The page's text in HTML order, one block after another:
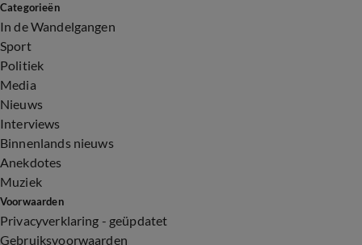
Categorieën
In de Wandelgangen
Sport
Politiek
Media
Nieuws
Interviews
Binnenlands nieuws
Anekdotes
Muziek
Voorwaarden
Privacyverklaring - geüpdatet
Gebruiksvoorwaarden